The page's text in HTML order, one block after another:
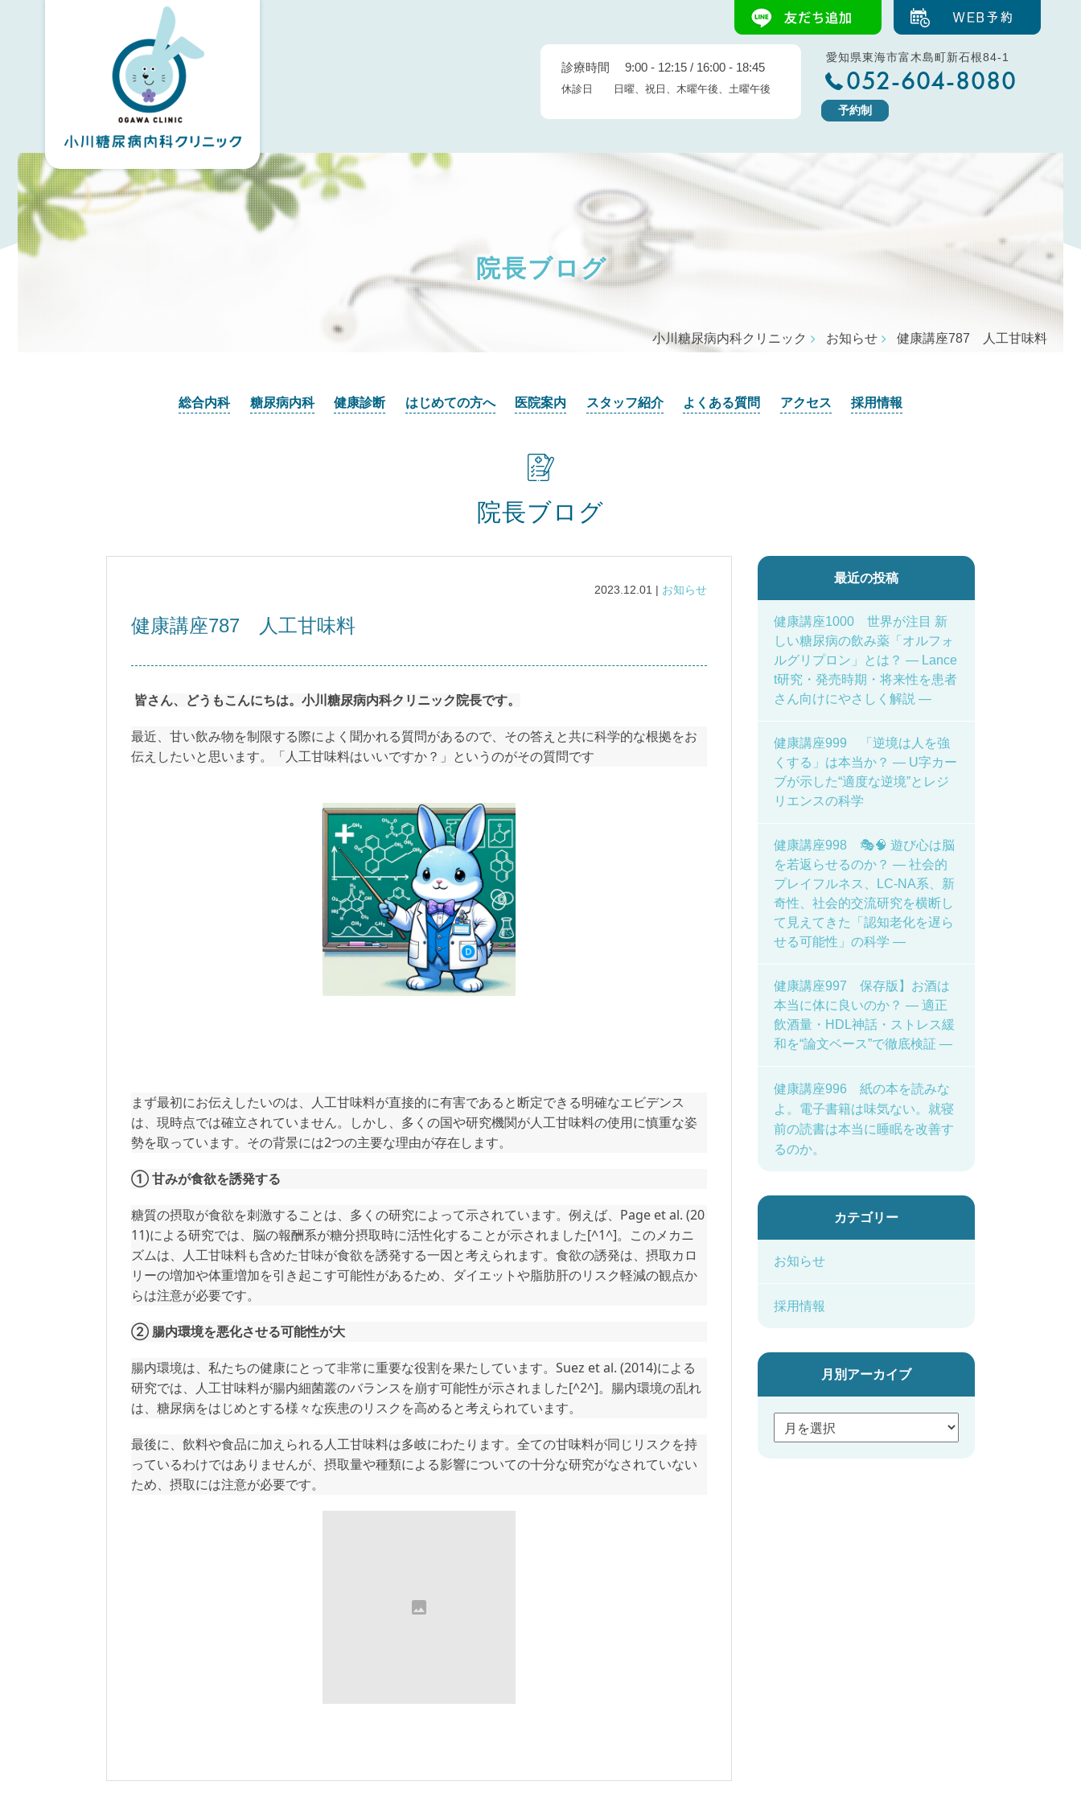
診療時間 9:00 - 12:15 / 16:00 - 18:45
休診日 日曜、祝日、木曜午後、土曜午後
愛知県東海市富木島町新石根84-1
052-604-8080
予約制
院長ブログ
小川糖尿病内科クリニック お知らせ 健康講座787 人工甘味料
総合内科 糖尿病内科 健康診断 はじめての方へ 医院案内 スタッフ紹介 よくある質問 アクセス 採用情報
院長ブログ
2023.12.01 | お知らせ
健康講座787 人工甘味料
皆さん、どうもこんにちは。小川糖尿病内科クリニック院長です。
最近、甘い飲み物を制限する際によく聞かれる質問があるので、その答えと共に科学的な根拠をお
伝えしたいと思います。「人工甘味料はいいですか？」というのがその質問です
まず最初にお伝えしたいのは、人工甘味料が直接的に有害であると断定できる明確なエビデンス
は、現時点では確立されていません。しかし、多くの国や研究機関が人工甘味料の使用に慎重な姿
勢を取っています。その背景には2つの主要な理由が存在します。
① 甘みが食欲を誘発する
糖質の摂取が食欲を刺激することは、多くの研究によって示されています。例えば、Page et al. (20
11)による研究では、脳の報酬系が糖分摂取時に活性化することが示されました[^1^]。このメカニ
ズムは、人工甘味料も含めた甘味が食欲を誘発する一因と考えられます。食欲の誘発は、摂取カロ
リーの増加や体重増加を引き起こす可能性があるため、ダイエットや脂肪肝のリスク軽減の観点か
らは注意が必要です。
② 腸内環境を悪化させる可能性が大
腸内環境は、私たちの健康にとって非常に重要な役割を果たしています。Suez et al. (2014)による
研究では、人工甘味料が腸内細菌叢のバランスを崩す可能性が示されました[^2^]。腸内環境の乱れ
は、糖尿病をはじめとする様々な疾患のリスクを高めると考えられています。
最後に、飲料や食品に加えられる人工甘味料は多岐にわたります。全ての甘味料が同じリスクを持
っているわけではありませんが、摂取量や種類による影響についての十分な研究がなされていない
ため、摂取には注意が必要です。
最近の投稿
健康講座1000 世界が注目 新
しい糖尿病の飲み薬「オルフォ
ルグリプロン」とは？ ― Lance
t研究・発売時期・将来性を患者
さん向けにやさしく解説 ―
健康講座999 「逆境は人を強
くする」は本当か？ ― U字カー
ブが示した“適度な逆境”とレジ
リエンスの科学
健康講座998 🎭🧠 遊び心は脳
を若返らせるのか？ ― 社会的
プレイフルネス、LC-NA系、新
奇性、社会的交流研究を横断し
て見えてきた「認知老化を遅ら
せる可能性」の科学 ―
健康講座997 保存版】お酒は
本当に体に良いのか？ ― 適正
飲酒量・HDL神話・ストレス緩
和を“論文ベース”で徹底検証 ―
健康講座996 紙の本を読みな
よ。電子書籍は味気ない。就寝
前の読書は本当に睡眠を改善す
るのか。
カテゴリー
お知らせ
採用情報
月別アーカイブ